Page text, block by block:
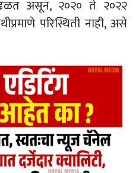
असून, २०२० ते २०२२
परिस्थिती नाही, असे